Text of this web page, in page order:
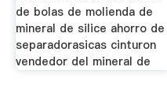
de bolas de molienda de
mineral de silice ahorro de
separadorasicas cinturon
vendedor del mineral de